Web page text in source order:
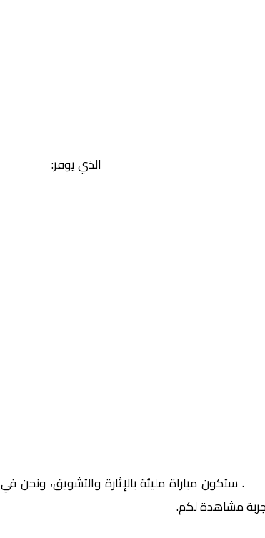
الذي يوفر:
. ستكون مباراة مليئة بالإثارة والتشويق، ونحن في
مشاهدة لكم.